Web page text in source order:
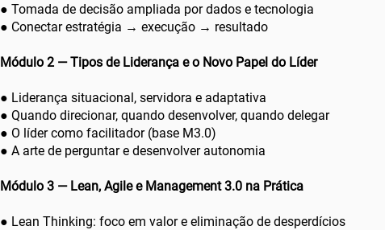
● Tomada de decisão ampliada por dados e tecnologia
● Conectar estratégia → execução → resultado
Módulo 2 — Tipos de Liderança e o Novo Papel do Líder
● Liderança situacional, servidora e adaptativa
● Quando direcionar, quando desenvolver, quando delegar
● O líder como facilitador (base M3.0)
● A arte de perguntar e desenvolver autonomia
Módulo 3 — Lean, Agile e Management 3.0 na Prática
● Lean Thinking: foco em valor e eliminação de desperdícios